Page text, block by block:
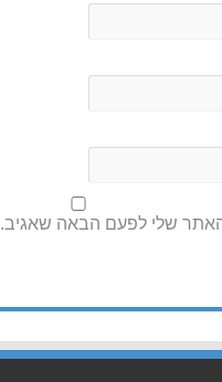
שלי לפעם הבאה שאגיב.